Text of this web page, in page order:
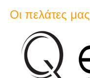
Οι πελάτες μας